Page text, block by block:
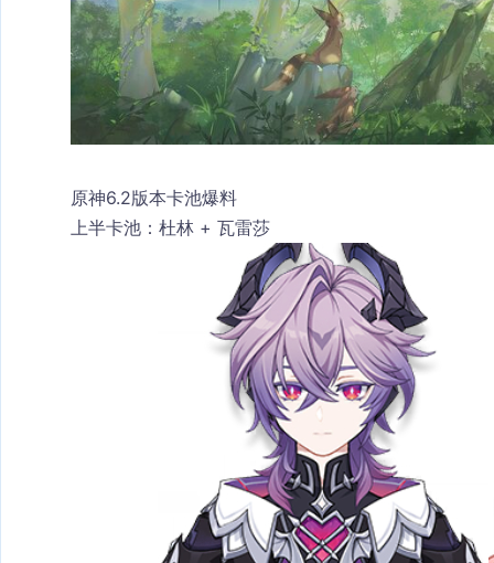
原神6.2版本卡池爆料
上半卡池 ：杜林 + 瓦雷莎